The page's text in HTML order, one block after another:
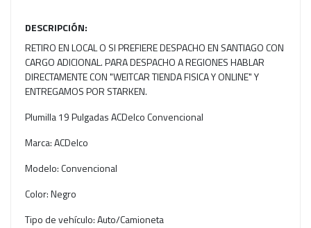
DESCRIPCIÓN:
RETIRO EN LOCAL O SI PREFIERE DESPACHO EN SANTIAGO CON
CARGO ADICIONAL. PARA DESPACHO A REGIONES HABLAR
DIRECTAMENTE CON "WEITCAR TIENDA FISICA Y ONLINE" Y
ENTREGAMOS POR STARKEN.
Plumilla 19 Pulgadas ACDelco Convencional
Marca: ACDelco
Modelo: Convencional
Color: Negro
Tipo de vehículo: Auto/Camioneta